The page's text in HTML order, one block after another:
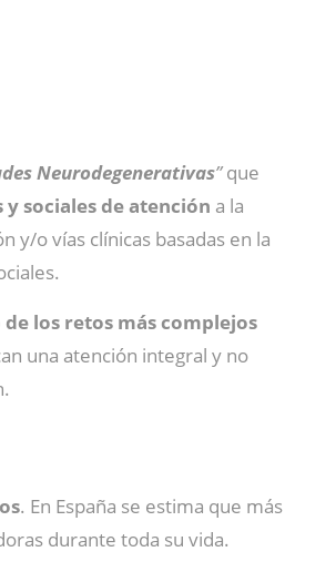
Neurodegenerativas”que
sociales de atención a la
y/o vías clínicas basadas en la
los retos más complejos
una atención integral y no
. En España se estima que más
durante toda su vida.